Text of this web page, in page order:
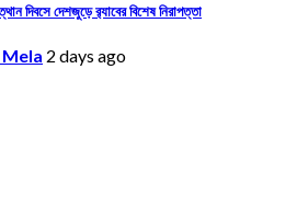
দিবসে দেশজুড়ে র‌্যাবের বিশেষ নিরাপত্তা
2 days ago